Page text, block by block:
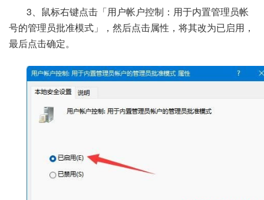
3、鼠标右键点击「用户帐户控制：用于内置管理员帐
号的管理员批准模式」，然后点击属性，将其改为已启用，
最后点击确定。